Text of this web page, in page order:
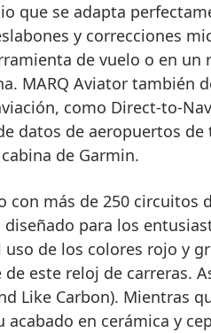
que se adapta
y correcciones
de vuelo o en un
MARQ Aviator también
como Direct-to-
datos de aeropuertos
de Garmin.
con más de 250 circuitos
para los
de los colores rojo y
este reloj de carreras.
Like Carbon). Mientras
en cerámica y